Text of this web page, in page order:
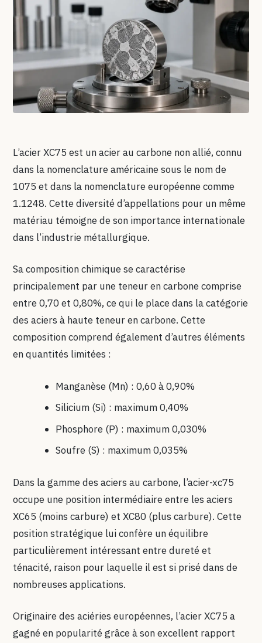
L’acier XC75 est un acier au carbone non allié, connu
dans la nomenclature américaine sous le nom de
1075 et dans la nomenclature européenne comme
1.1248. Cette diversité d’appellations pour un même
matériau témoigne de son importance internationale
dans l’industrie métallurgique.
Sa composition chimique se caractérise
principalement par une teneur en carbone comprise
entre 0,70 et 0,80%, ce qui le place dans la catégorie
des aciers à haute teneur en carbone. Cette
composition comprend également d’autres éléments
en quantités limitées :
Manganèse (Mn) : 0,60 à 0,90%
Silicium (Si) : maximum 0,40%
Phosphore (P) : maximum 0,030%
Soufre (S) : maximum 0,035%
Dans la gamme des aciers au carbone, l’acier-xc75
occupe une position intermédiaire entre les aciers
XC65 (moins carbure) et XC80 (plus carbure). Cette
position stratégique lui confère un équilibre
particulièrement intéressant entre dureté et
ténacité, raison pour laquelle il est si prisé dans de
nombreuses applications.
Originaire des aciéries européennes, l’acier XC75 a
gagné en popularité grâce à son excellent rapport